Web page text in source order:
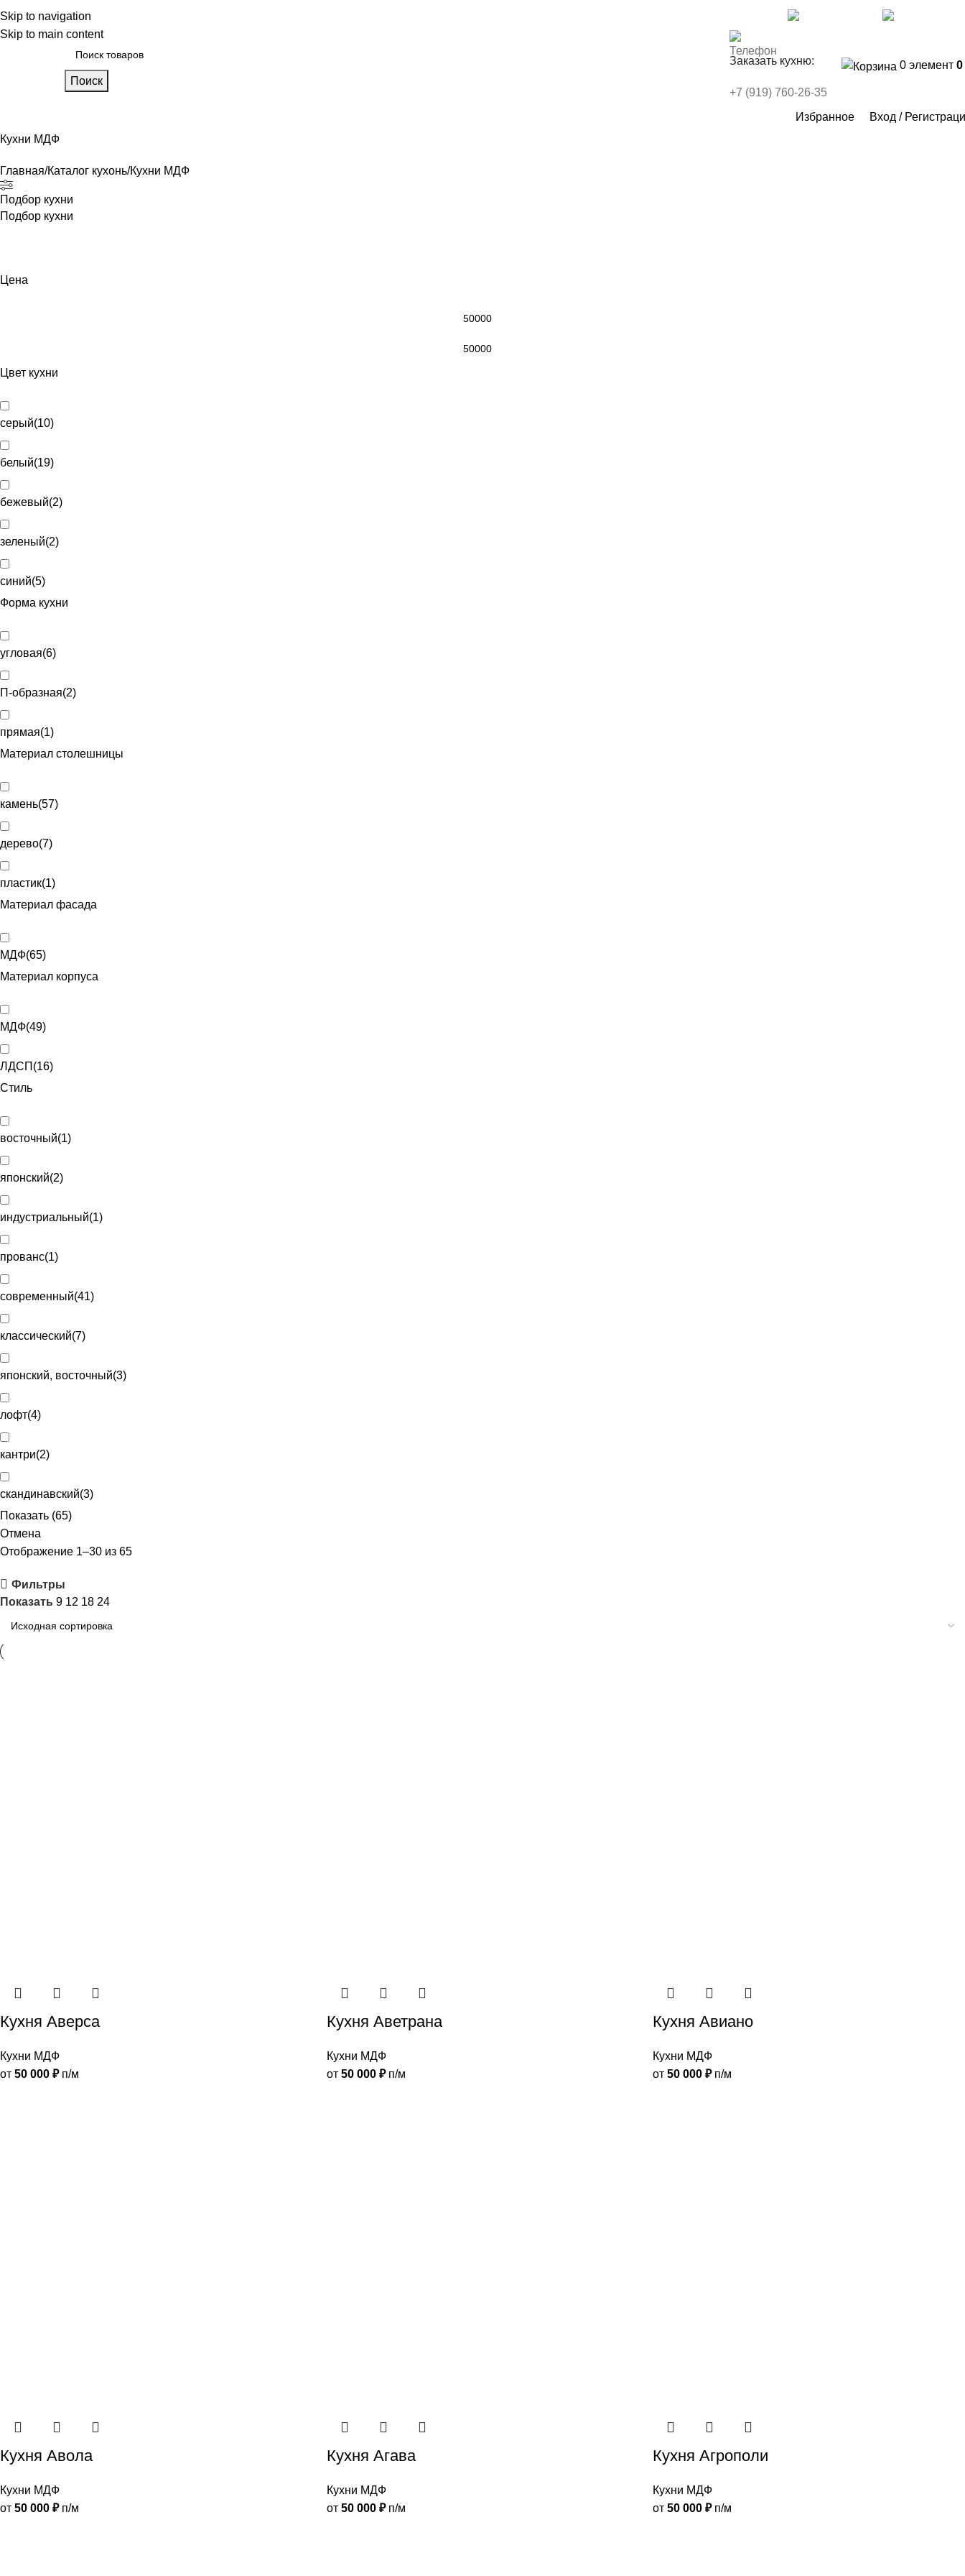
Skip to navigation
Skip to main content
БлогКалькулятор кухни
Поиск
Заказать кухню:
+7 (919) 760-26-35
0 элемент 0
Избранное
Вход /
Кухни МДФ
Главная Каталог кухонь Кухни МДФ
Подбор кухни
Подбор кухни
Цена
Цвет кухни
серый(10)
белый(19)
бежевый(2)
зеленый(2)
синий(5)
Форма кухни
угловая(6)
П-образная(2)
прямая(1)
Материал столешницы
камень(57)
дерево(7)
пластик(1)
Материал фасада
МДФ(65)
Материал корпуса
МДФ(49)
ЛДСП (16)
Стиль
восточный(1)
японский(2)
индустриальный(1)
прованс(1)
современный(41)
классический(7)
японский, восточный(3)
лофт(4)
кантри(2)
скандинавский(3)
Показать (65)
Отмена
Отображение 1–30 из 65
Фильтры
Показать 9 12 18 24
Кухня Аверса
Кухни МДФ
от 50 000 ₽п/м
Кухня Аветрана
Кухни МДФ
от 50 000 ₽п/м
Кухня Авиано
Кухни МДФ
от50 000₽п/м
Кухня Авола
Кухни МДФ
от 50 000 ₽п/м
Кухня Агава
Кухни МДФ
от 50 000 ₽п/м
Кухня Агрополи
Кухни МДФ
от50 000₽п/м